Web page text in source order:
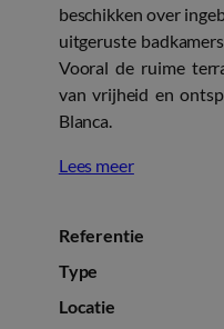
beschikken over
uitgeruste
Vooral de ruime
van vrijheid en
Blanca.
Lees meer
Referentie
Type
Locatie